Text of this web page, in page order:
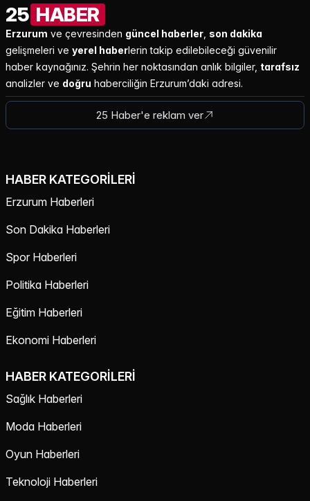
25 HABER
Erzurum ve çevresinden güncel haberler son dakika
gelişmeleri ve yerel haberlerin takip edilebileceği güvenilir
haber kaynağınız. Şehrin her noktasından anlık bilgiler, tarafsız
analizler ve doğru haberciliğin Erzurum’daki adresi.
25 Haber'e reklam ver
HABER KATEGORILERI
Erzurum Haberleri
Son Dakika Haberleri
Spor Haberleri
Politika Haberleri
Eğitim Haberleri
Ekonomi Haberleri
HABER KATEGORILERI
Sağlık Haberleri
Moda Haberleri
Oyun Haberleri
Teknoloji Haberleri